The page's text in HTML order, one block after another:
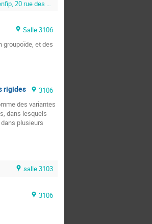
Gourlettes, Clermont-Ferrand
Salle 3106
groupoïde, et des
rigides
3106
des variantes
dans lesquels
plusieurs
salle 3103
3106